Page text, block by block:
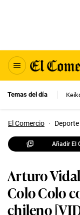
Temas del día
El Comercio · Deporte
Añadir El
Arturo
Colo Colo
chileno